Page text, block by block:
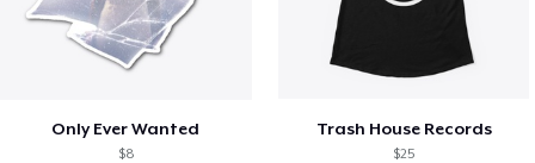
Only Ever Wanted
$8
Trash House Records
$25